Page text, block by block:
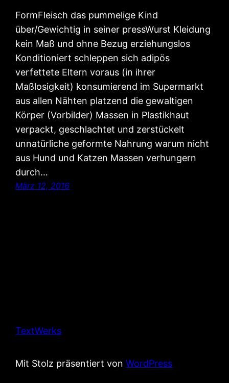
FormFleisch das pummelige Kind
über/Gewichtig in seiner pressWurst Kleidung
kein Maß und ohne Bezug erziehungslos
Konditioniert schleppen sich adipös
verfettete Eltern voraus (in ihrer
Maßlosigkeit) konsumierend im Supermarkt
aus allen Nähten platzend die gewaltigen
Körper (Vorbilder) Massen in Plastikhaut
verpackt, geschlachtet und zerstückelt
unnatürliche geformte Nahrung warum nicht
aus Hund und Katzen Massen verhungern
durch…
März 12, 2016
TextWerks
Mit Stolz präsentiert vonWordPress